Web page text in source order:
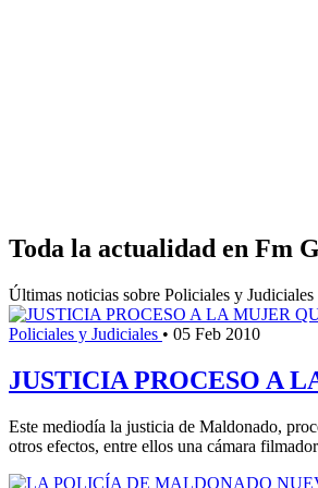
Toda la actualidad en Fm
Últimas noticias sobre Policiales y Judiciales
Policiales y Judiciales • 05 Feb 2010
JUSTICIA PROCESO A
Este mediodía la justicia de Maldonado,
otros efectos, entre ellos una cámara